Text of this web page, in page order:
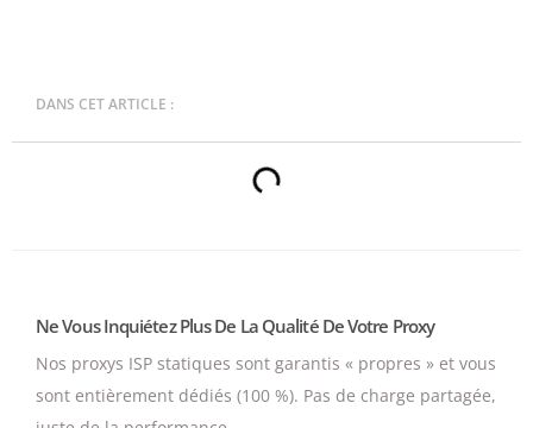
DANS CET ARTICLE :
Ne Vous Inquiétez Plus De La Qualité De Votre Proxy
Nos proxys ISP statiques sont garantis « propres » et vous
sont entièrement dédiés (100 %). Pas de charge partagée,